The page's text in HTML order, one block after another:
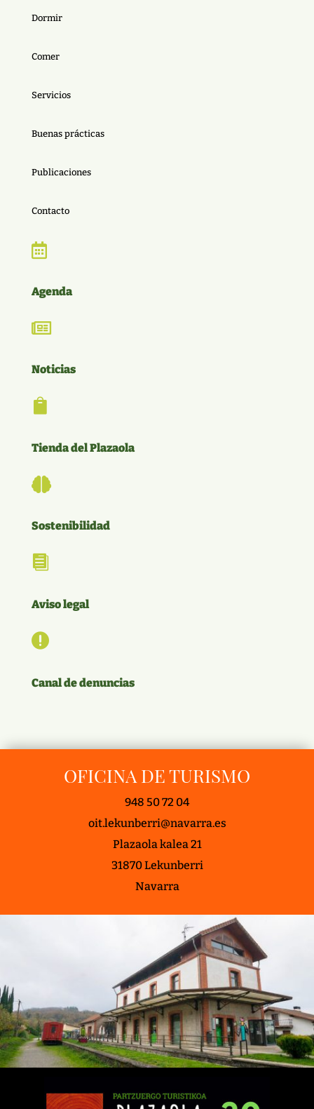
Dormir
Comer
Servicios
Buenas prácticas
Publicaciones
Contacto

Agenda

Noticias

Tienda del Plazaola

Sostenibilidad

Aviso legal

Canal de denuncias
OFICINA DE TURISMO
948 50 72 04
oit.lekunberri@navarra.es
Plazaola kalea 21
31870 Lekunberri
Navarra